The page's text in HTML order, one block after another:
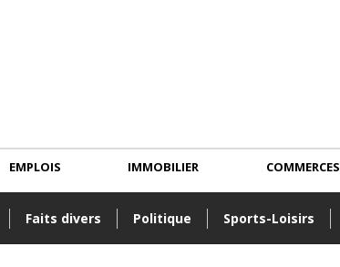
Faits divers Politique Sports-Loisirs
EMPLOIS IMMOBILIER COMMERCES